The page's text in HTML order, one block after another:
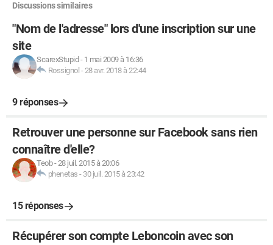
Discussions similaires
"Nom de l'adresse" lors d'une inscription sur une
site
ScarexStupid - 1 mai 2009 à 16:36
Rossignol -28 avr. 2018 à 22:44
9 réponses
Retrouver une personne sur Facebook sans rien
connaître d'elle?
Teob-28 juil. 2015 à 20:06
phenetas - 30 juil. 2015 à 23:42
15 réponses
Récupérer son compte Leboncoin avec son